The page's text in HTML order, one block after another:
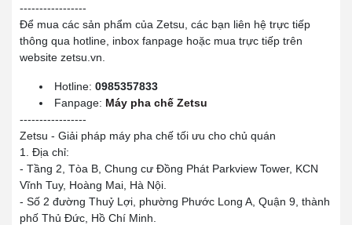
-----------------
Để mua các sản phẩm của Zetsu, các bạn liên hệ trực tiếp
thông qua hotline, inbox fanpage hoặc mua trực tiếp trên
website zetsu.vn.
Hotline: 0985357833
Fanpage: Máy pha chế Zetsu
-----------------
Zetsu - Giải pháp máy pha chế tối ưu cho chủ quán
1. Địa chỉ:
- Tầng 2, Tòa B, Chung cư Đồng Phát Parkview Tower, KCN
Vĩnh Tuy, Hoàng Mai, Hà Nội.
- Số 2 đường Thuỷ Lợi, phường Phước Long A, Quận 9, thành
phố Thủ Đức, Hồ Chí Minh.